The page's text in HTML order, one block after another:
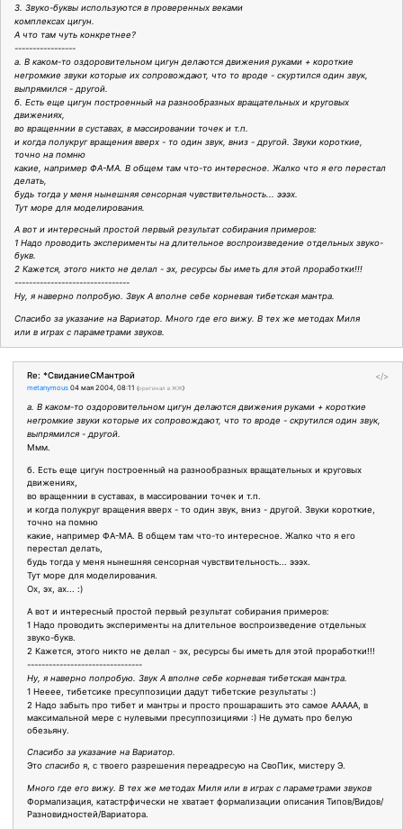
3. Звуко-буквы используются в проверенных веками
комплексах цигун.
А что там чуть конкретнее?
-----------------
а. В каком-то оздоровительном цигун делаются движения руками + короткие
негромкие звуки которые их сопровождают, что то вроде - скуртился один звук,
выпрямился - другой.
б. Есть еще цигун построенный на разнообразных вращательных и круговых
движениях,
во вращеннии в суставах, в массировании точек и т.п.
и когда полукруг вращения вверх - то один звук, вниз - другой. Звуки короткие,
точно на помню
какие, например ФА-МА. В общем там что-то интересное. Жалко что я его перестал
делать,
будь тогда у меня нынешняя сенсорная чувствительность... эээх.
Тут море для моделирования.
А вот и интересный простой первый результат собирания примеров:
1 Надо проводить эксперименты на длительное воспроизведение отдельных звуко-
букв.
2 Кажется, этого никто не делал - эх, ресурсы бы иметь для этой проработки!!!
--------------------------------
Ну, я наверно попробую. Звук А вполне себе корневая тибетская мантра.
Спасибо за указание на Вариатор. Много где его вижу. В тех же методах Миля
или в играх с параметрами звуков.
</>
Re: *СвиданиеСМантрой
metanymous 04 мая 2004, 08:11 (оригинал в ЖЖ)
а. В каком-то оздоровительном цигун делаются движения руками + короткие
негромкие звуки которые их сопровождают, что то вроде - скрутился один звук,
выпрямился - другой.
Ммм.
б. Есть еще цигун построенный на разнообразных вращательных и круговых
движениях,
во вращеннии в суставах, в массировании точек и т.п.
и когда полукруг вращения вверх - то один звук, вниз - другой. Звуки короткие,
точно на помню
какие, например ФА-МА. В общем там что-то интересное. Жалко что я его
перестал делать,
будь тогда у меня нынешняя сенсорная чувствительность... эээх.
Тут море для моделирования.
Ох, эх, ах... :)
А вот и интересный простой первый результат собирания примеров:
1 Надо проводить эксперименты на длительное воспроизведение отдельных
звуко-букв.
2 Кажется, этого никто не делал - эх, ресурсы бы иметь для этой проработки!!!
--------------------------------
Ну, я наверно попробую. Звук А вполне себе корневая тибетская мантра.
1 Нееее, тибетсике пресуппозиции дадут тибетские результаты :)
2 Надо забыть про тибет и мантры и просто прошарашить это самое ААААА, в
максимальной мере с нулевыми пресуппозициями :) Не думать про белую
обезьяну.
Спасибо за указание на Вариатор.
Этоспасибо я, с твоего разрешения переадресую на СвоПик, мистеру Э.
Много где его вижу. В тех же методах Миля или в играх с параметрами звуков
Формализация, катастрфически не хватает формализации описания Типов/Видов/
Разновидностей/Вариатора.